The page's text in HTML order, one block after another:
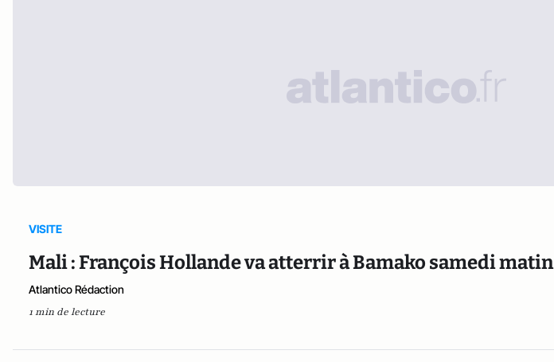
VISITE
Mali : François Hollande va atterrir à Bamako samedi matin
Atlantico Rédaction
1 min de lecture